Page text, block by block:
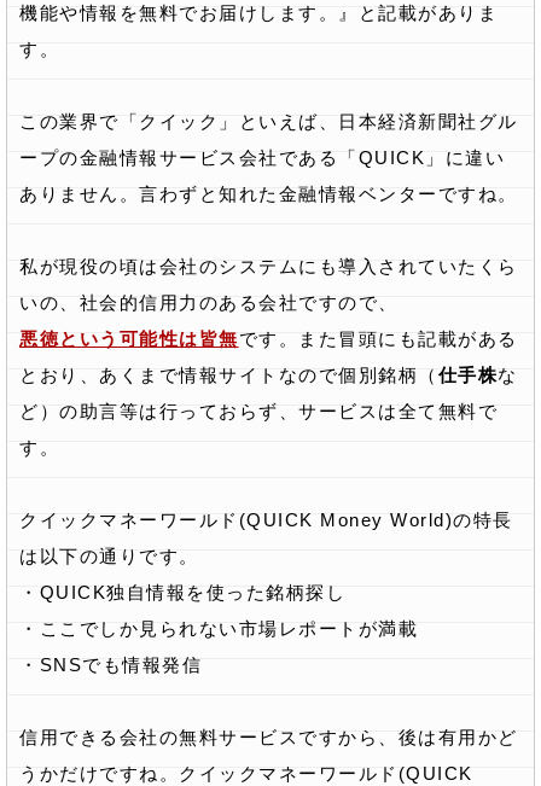
機能や情報を無料でお届けします。』と記載がありま
す。
この業界で「クイック」といえば、日本経済新聞社グル
ープの金融情報サービス会社である「QUICK」に違い
ありません。言わずと知れた金融情報ベンターですね。
私が現役の頃は会社のシステムにも導入されていたくら
いの、社会的信用力のある会社ですので、
悪徳という可能性は皆無です。また冒頭にも記載がある
とおり、あくまで情報サイトなので個別銘柄（ 仕手株な
ど）の助言等は行っておらず、サービスは全て無料で
す。
クイックマネーワールド(QUICK Money World)の特長
は以下の通りです。
・QUICK独自情報を使った銘柄探し
・ここでしか見られない市場レポートが満載
・SNSでも情報発信
信用できる会社の無料サービスですから、後は有用かど
うかだけですね。クイックマネーワールド(QUICK